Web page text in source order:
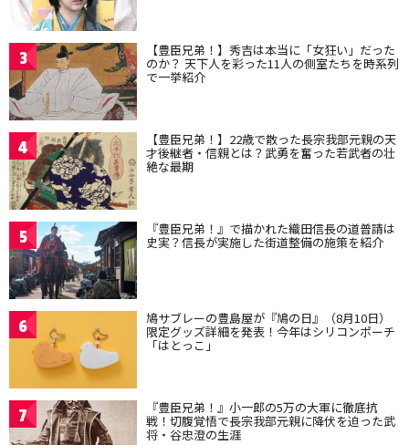
3 【豊臣兄弟！】秀吉は本当に「女狂い」だった
のか？ 天下人を彩った11人の側室たちを時系列
で一挙紹介
4 【豊臣兄弟！】22歳で散った長宗我部元親の天
才後継者・信親とは？武勇を奮った若武者の壮
絶な最期
5 『豊臣兄弟！』で描かれた織田信長の道普請は
史実？信長が実施した街道整備の施策を紹介
6 鳩サブレーの豊島屋が『鳩の日』（8月10日）
限定グッズ詳細を発表！今年はシリコンポーチ
「はとっこ」
7 『豊臣兄弟！』小一郎の5万の大軍に徹底抗
戦！切腹覚悟で長宗我部元親に降伏を迫った武
将・谷忠澄の生涯